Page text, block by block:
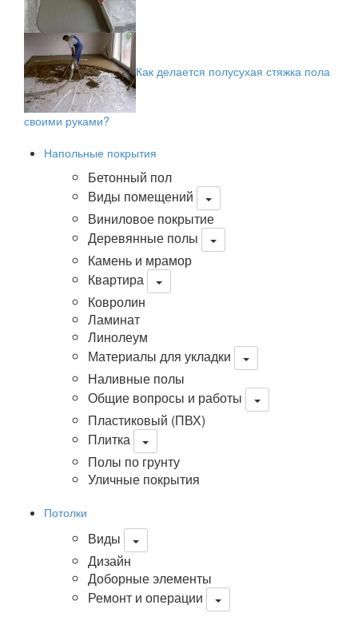
Как делается полусухая стяжка пола
своими руками?
Напольные покрытия
Бетонный пол
Виды помещений
Виниловое покрытие
Деревянные полы
Камень и мрамор
Квартира
Ковролин
Ламинат
Линолеум
Материалы для укладки
Наливные полы
Общие вопросы и работы
Пластиковый (ПВХ)
Плитка
Полы по грунту
Уличные покрытия
Потолки
Виды
Дизайн
Доборные элементы
Ремонт и операции